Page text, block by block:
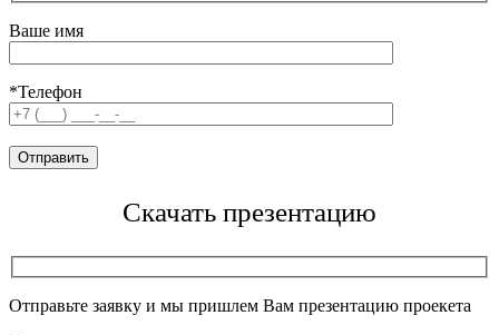
Ваше имя
*Телефон
Скачать презентацию
Отправьте заявку и мы пришлем Вам презентацию проекета